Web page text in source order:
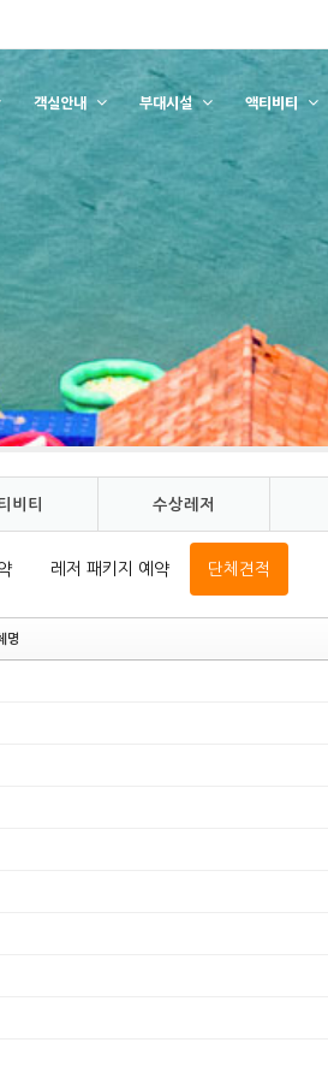
객실안내 부대시설 액티비티
비티 수상레저
레저 패키지 예약 단체견적
명